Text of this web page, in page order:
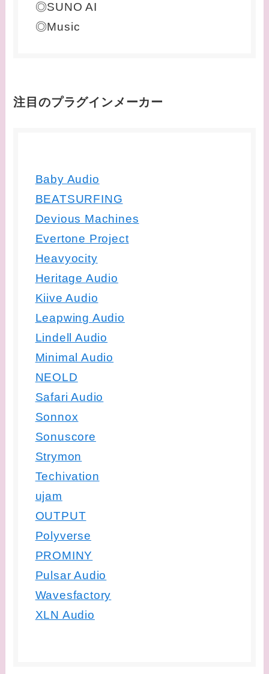
◎SUNO AI
◎Music
注目のプラグインメーカー
Baby Audio
BEATSURFING
Devious Machines
Evertone Project
Heavyocity
Heritage Audio
Kiive Audio
Leapwing Audio
Lindell Audio
Minimal Audio
NEOLD
Safari Audio
Sonnox
Sonuscore
Strymon
Techivation
ujam
OUTPUT
Polyverse
PROMINY
Pulsar Audio
Wavesfactory
XLN Audio